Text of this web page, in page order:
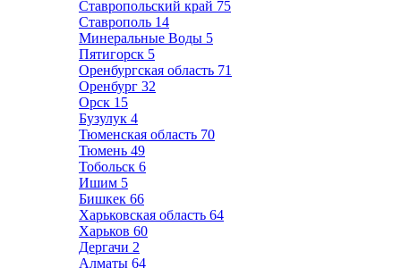
Ставропольский край 75
Ставрополь 14
Минеральные Воды 5
Пятигорск 5
Оренбургская область 71
Оренбург 32
Орск 15
Бузулук 4
Тюменская область 70
Тюмень 49
Тобольск 6
Ишим 5
Бишкек 66
Харьковская область 64
Харьков 60
Дергачи 2
Алматы 64